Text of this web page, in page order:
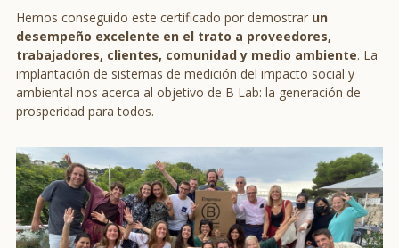
Hemos conseguido este certificado por demostrar un
desempeño excelente en el trato a proveedores,
trabajadores, clientes, comunidad y medio ambiente. La
implantación de sistemas de medición del impacto social y
ambiental nos acerca al objetivo de B Lab: la generación de
prosperidad para todos.